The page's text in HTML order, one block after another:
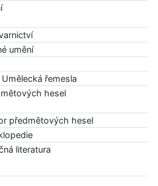
umění
řemesla
hesel
předmětových hesel
literatura